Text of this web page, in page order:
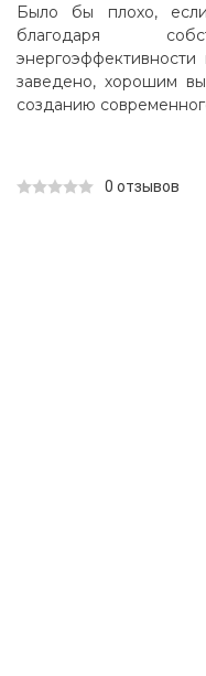
Было бы плохо,
благодаря
заведено, хорошим
созданию
0 отзывов